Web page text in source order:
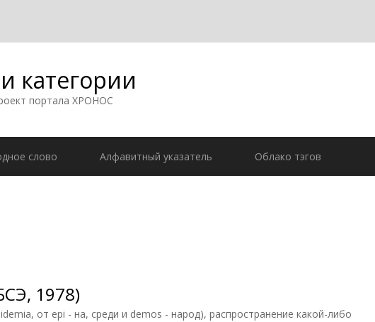
категории
портала ХРОНОС
слово Алфавитный указатель Облако тэгов
1978)
от epi - на, среди и demos - народ), распространение какой-либо